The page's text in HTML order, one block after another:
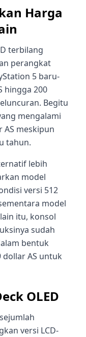
Harga
terbilang
perangkat
5 baru-
hingga 200
Begitu
mengalami
AS meskipun
tahun.
lebih
model
versi 512
model
itu, konsol
sudah
bentuk
AS untuk
OLED
versi LCD-